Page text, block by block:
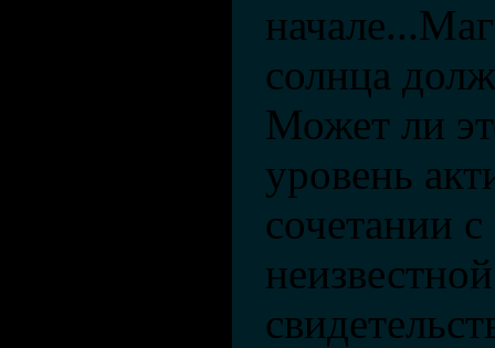
солнца
Может ли
уровень
сочетании